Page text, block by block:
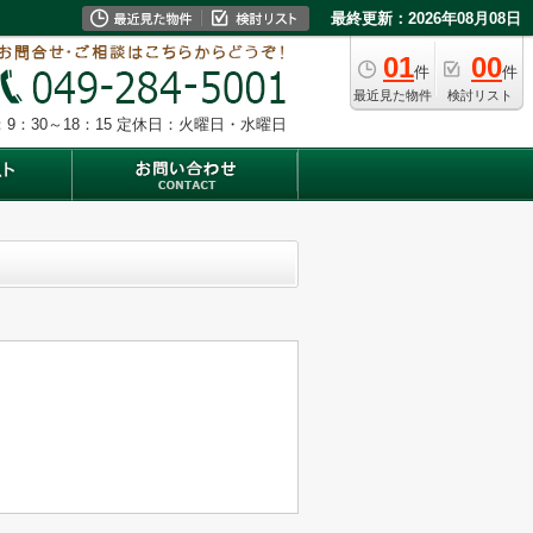
最終更新：2026年08月08日
01件
最近見た物件
00件
検討リスト
9：30～18：15 定休日：火曜日・水曜日